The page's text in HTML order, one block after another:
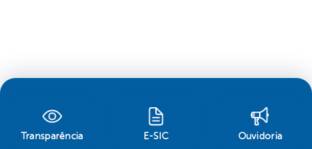
Transparência E-SIC Ouvidoria